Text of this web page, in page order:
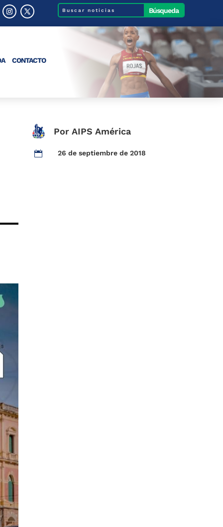
CONTACTO
Por AIPS América
 26 de septiembre de 2018